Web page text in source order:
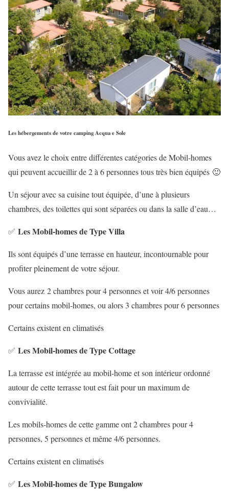
Les hébergements de votre camping Acqua e Sole
Vous avez le choix entre différentes catégories de Mobil-homes
qui peuvent accueillir de 2 à 6 personnes tous très bien équipés 🙂
Un séjour avec sa cuisine tout équipée, d’une à plusieurs
chambres, des toilettes qui sont séparées ou dans la salle d’eau…
✅ Les Mobil-homes de Type Villa
Ils sont équipés d’une terrasse en hauteur, incontournable pour
profiter pleinement de votre séjour.
Vous aurez 2 chambres pour 4 personnes et voir 4/6 personnes
pour certains mobil-homes, ou alors 3 chambres pour 6 personnes
Certains existent en climatisés
✅ Les Mobil-homes de Type Cottage
La terrasse est intégrée au mobil-home et son intérieur ordonné
autour de cette terrasse tout est fait pour un maximum de
convivialité.
Les mobils-homes de cette gamme ont 2 chambres pour 4
personnes, 5 personnes et même 4/6 personnes.
Certains existent en climatisés
✅ Les Mobil-homes de Type Bungalow